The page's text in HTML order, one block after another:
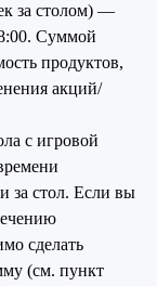
за столом) —
Суммой
продуктов,
акций/
с игровой
за стол. Если вы
сделать
(см. пункт